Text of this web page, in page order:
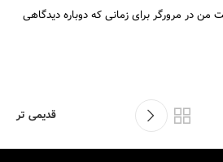
من در مرورگر برای زمانی که دوباره دیدگاهی
قدیمی تر